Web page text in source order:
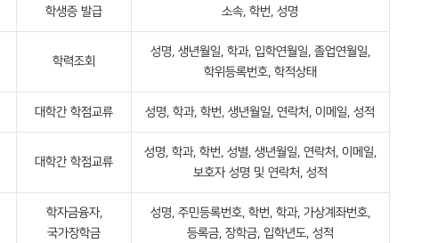
학생증 발급 소속, 학번, 성명
학력조회
성명, 생년월일, 학과, 입학연월일, 졸업연월일,
학위등록번호, 학적상태
대학간 학점교류 성명, 학과, 학번, 생년월일, 연락처, 이메일, 성적
대학간 학점교류
성명, 학과, 학번, 성별, 생년월일, 연락처, 이메일,
보호자 성명 및 연락처, 성적
학자금융자,
국가장학금
성명, 주민등록번호, 학번, 학과, 가상계좌번호,
등록금, 장학금, 입학년도, 성적